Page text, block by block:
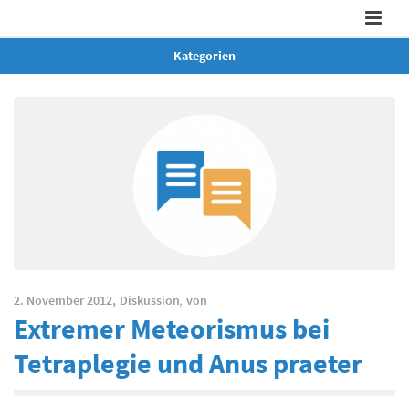
Kategorien
2. November 2012, Diskussion, von
Extremer Meteorismus bei
Tetraplegie und Anus praeter